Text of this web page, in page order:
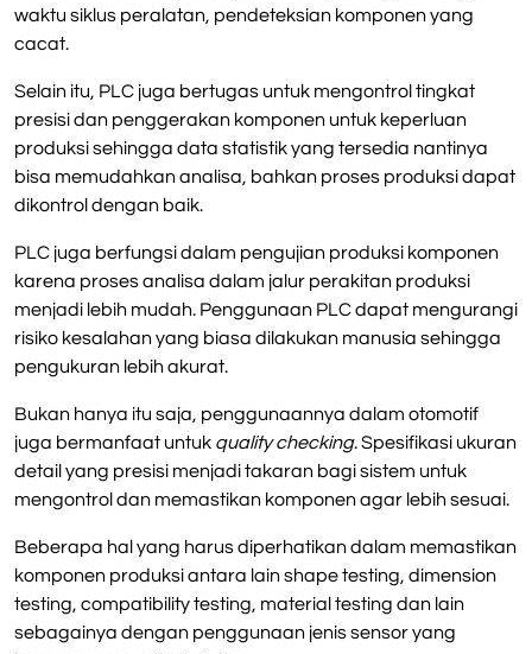
waktu siklus peralatan, pendeteksian komponen yang
cacat.
Selain itu, PLC juga bertugas untuk mengontrol tingkat
presisi dan penggerakan komponen untuk keperluan
produksi sehingga data statistik yang tersedia nantinya
bisa memudahkan analisa, bahkan proses produksi dapat
dikontrol dengan baik.
PLC juga berfungsi dalam pengujian produksi komponen
karena proses analisa dalam jalur perakitan produksi
menjadi lebih mudah. Penggunaan PLC dapat mengurangi
risiko kesalahan yang biasa dilakukan manusia sehingga
pengukuran lebih akurat.
Bukan hanya itu saja, penggunaannya dalam otomotif
juga bermanfaat untuk quality checking. Spesifikasi ukuran
detail yang presisi menjadi takaran bagi sistem untuk
mengontrol dan memastikan komponen agar lebih sesuai.
Beberapa hal yang harus diperhatikan dalam memastikan
komponen produksi antara lain shape testing, dimension
testing, compatibility testing, material testing dan lain
sebagainya dengan penggunaan jenis sensor yang